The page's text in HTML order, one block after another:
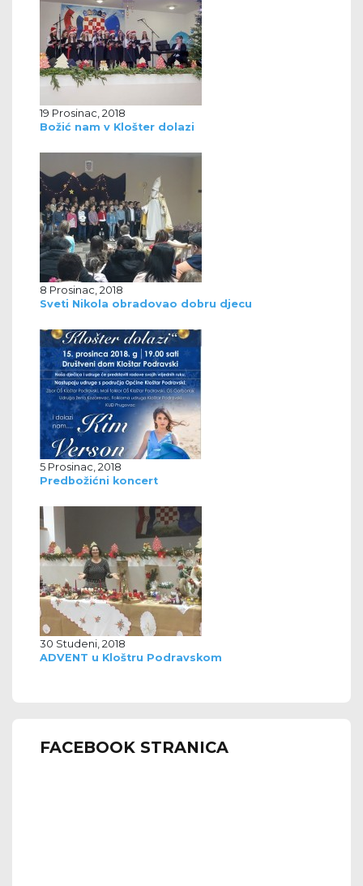
19 Prosinac, 2018
Božić nam v Klošter dolazi
8 Prosinac, 2018
Sveti Nikola obradovao dobru djecu
5 Prosinac, 2018
Predbožićni koncert
30 Studeni, 2018
ADVENT u Kloštru Podravskom
FACEBOOK STRANICA